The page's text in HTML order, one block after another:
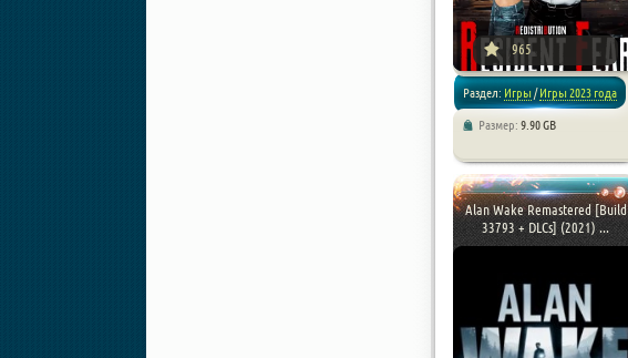
965
Раздел: Игры/Игры 2023 года
Размер: 9.90 GB
Alan Wake Remastered [Build
33793 + DLCs] (2021) ...